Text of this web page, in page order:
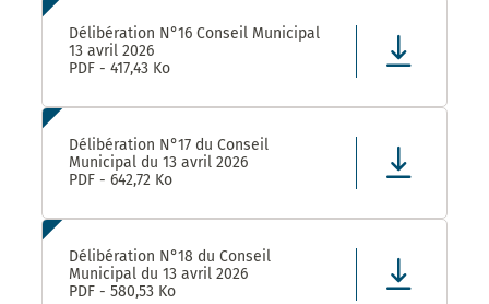
Délibération N°16 Conseil Municipal
13 avril 2026
PDF - 417,43 Ko
Délibération N°17 du Conseil
Municipal du 13 avril 2026
PDF - 642,72 Ko
Délibération N°18 du Conseil
Municipal du 13 avril 2026
PDF - 580,53 Ko